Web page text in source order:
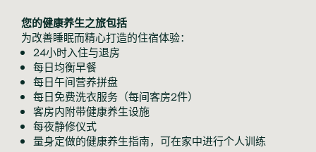
您的健康养生之旅包括
为改善睡眠而精心打造的住宿体验：
24小时入住与退房
每日均衡早餐
每日午间营养拼盘
每日免费洗衣服务（每间客房2件）
客房内附带健康养生设施
每夜静修仪式
量身定做的健康养生指南，可在家中进行个人训练